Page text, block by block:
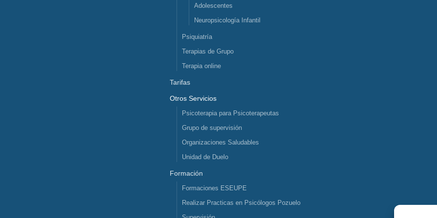
Adolescentes
Neuropsicología Infantil
Psiquiatría
Terapias de Grupo
Terapia online
Tarifas
Otros Servicios
Psicoterapia para Psicoterapeutas
Grupo de supervisión
Organizaciones Saludables
Unidad de Duelo
Formación
Formaciones ESEUPE
Realizar Practicas en Psicólogos Pozuelo